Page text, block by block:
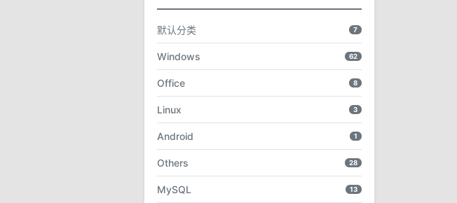
默认分类 7
Windows 62
Office 8
Linux 3
Android 1
Others 28
MySQL 13